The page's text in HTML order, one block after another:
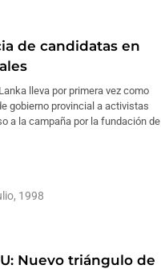
de candidatas en
lleva por primera vez como
gobierno provincial a activistas
a la campaña por la fundación de
1998
Nuevo triángulo de